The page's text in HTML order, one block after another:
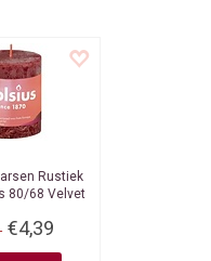
Rustiek
80/68 Velvet
€4,39